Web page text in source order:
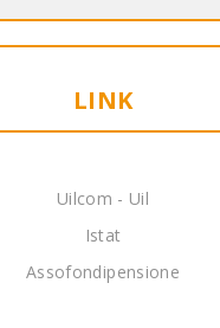
LINK
Uilcom - Uil
Istat
Assofondipensione